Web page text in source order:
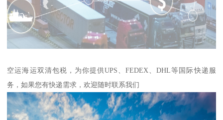
空运海运双清包税，为你提供UPS、FEDEX、DHL等国际快递服
务，如果您有快递需求，欢迎随时联系我们